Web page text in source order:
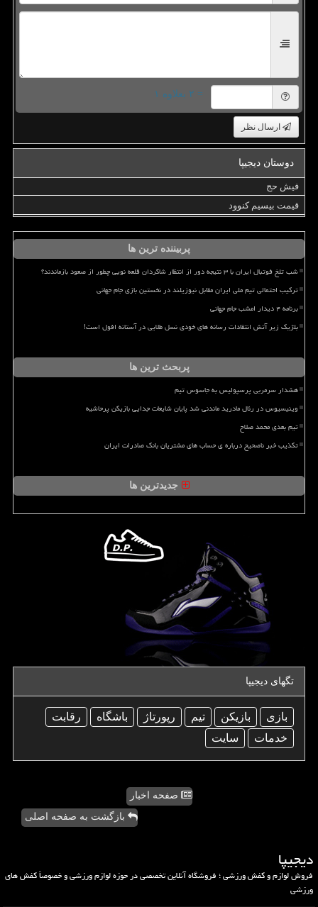
= ۲ بعلاوه ۱
ارسال نظر
دوستان دیجیپا
فیش حج
قیمت بیسیم کنوود
پربیننده ترین ها
شب تلخ فوتبال ایران با ۳ نتیجه دور از انتظار شاگردان قلعه نویی چطور از صعود بازماندند؟
ترکیب احتمالی تیم ملی ایران مقابل نیوزیلند در نخستین بازی جام جهانی
برنامه ۴ دیدار امشب جام جهانی
بلژیک زیر آتش انتقادات رسانه های خودی نسل طلایی در آستانه افول است!
پربحث ترین ها
هشدار سرمربی پرسپولیس به جاسوس تیم
وینیسیوس در رئال مادرید ماندنی شد پایان شایعات جدایی بازیکن پرحاشیه
تیم بعدی محمد صلاح
تکذیب خبر ناصحیح درباره ی حساب های مشتریان بانک صادرات ایران
جدیدترین ها
تگهای دیجیپا
بازی بازیكن تیم رپورتاژ باشگاه
رقابت
خدمات
سایت
صفحه اخبار
بازگشت به صفحه اصلی
دیجیپا
فروش لوازم و کفش ورزشی ؛ فروشگاه آنلاین تخصصی در حوزه لوازم ورزشی و خصوصاً کفش های
ورزشی